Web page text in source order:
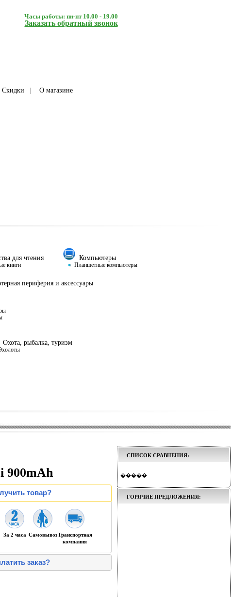
Часы работы: пн-пт 10.00 - 19.00
Заказать обратный звонок
Скидки О магазине
для чтения
книги
Компьютеры
Планшетные компьютеры
периферия и аксессуары
Охота, рыбалка, туризм
900mAh
товар?
За 2 часа СамовывозТранспортная
компания
заказ?
СПИСОК СРАВНЕНИЯ:
�����
ГОРЯЧИЕ ПРЕДЛОЖЕНИЯ: